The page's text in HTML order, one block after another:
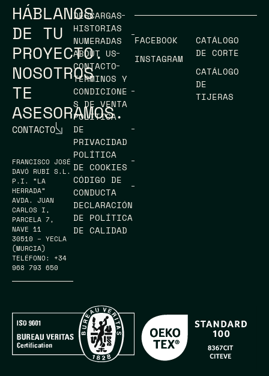
HÁBLANOS
DE TU
PROYECTO.
NOSOTROS
TE
ASESORAMOS.
CONTACTO
FRANCISCO JOSÉ
DAVÓ RUBÍ S.L.
P.I. “LA
HERRADA”
AVDA. JUAN
CARLOS I,
PARCELA 7,
NAVE 11
30510 – YECLA
(MURCIA)
TELÉFONO: +34
968 793 650
DESCARGAS
HISTORIAS
NUMERADAS
ABOUT US
CONTACTO
TÉRMINOS Y
CONDICIONE
S DE VENTA
POLÍTICA
DE
PRIVACIDAD
POLÍTICA
DE COOKIES
CÓDIGO DE
CONDUCTA
DECLARACIÓN
DE POLÍTICA
DE CALIDAD
FACEBOOK
INSTAGRAM
CATÁLOGO
DE CORTE
CATÁLOGO
DE
TIJERAS